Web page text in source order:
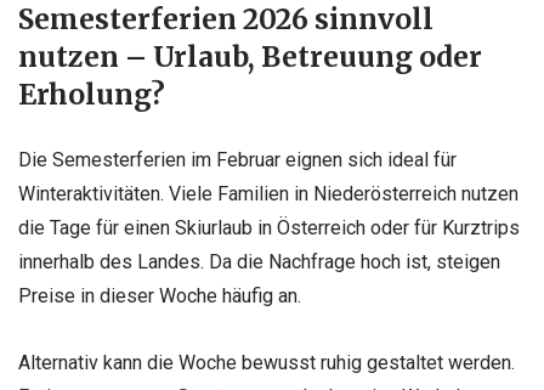
Semesterferien 2026 sinnvoll
nutzen – Urlaub, Betreuung oder
Erholung?
Die Semesterferien im Februar eignen sich ideal für
Winteraktivitäten. Viele Familien in Niederösterreich nutzen
die Tage für einen Skiurlaub in Österreich oder für Kurztrips
innerhalb des Landes. Da die Nachfrage hoch ist, steigen
Preise in dieser Woche häufig an.
Alternativ kann die Woche bewusst ruhig gestaltet werden.